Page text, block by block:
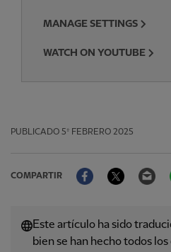
MANAGE SETTINGS
WATCH ON YOUTUBE
PUBLICADO 5º FEBRERO 2025
COMPARTIR
FacebookTwitter
Este artículo ha sido
bien se han hecho todos